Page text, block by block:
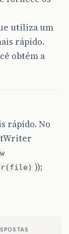
utiliza um
rápido.
obtém a
rápido. No
));